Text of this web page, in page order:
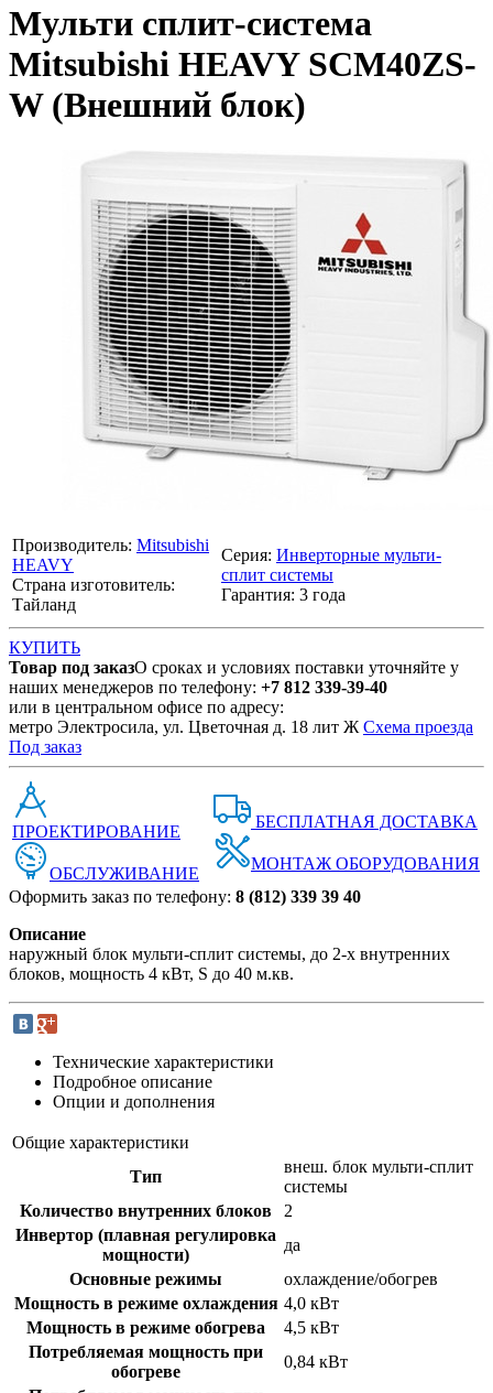
Мульти сплит-система
Mitsubishi HEAVY SCM40ZS-
W (Внешний блок)
Производитель: Mitsubishi
HEAVY
Страна изготовитель:
Тайланд
Серия: Инверторные мульти-
сплит системы
Гарантия: 3 года
КУПИТЬ
Товар под заказО сроках и условиях поставки уточняйте у
наших менеджеров по телефону: +7 812 339-39-40
или в центральном офисе по адресу:
метро Электросила, ул. Цветочная д. 18 лит Ж Схема проезда
Под заказ
ПРОЕКТИРОВАНИЕ
ОБСЛУЖИВАНИЕ
БЕСПЛАТНАЯ ДОСТАВКА
МОНТАЖ ОБОРУДОВАНИЯ
Оформить заказ по телефону: 8 (812) 339 39 40
Описание
наружный блок мульти-сплит системы, до 2-х внутренних
блоков, мощность 4 кВт, S до 40 м.кв.
Технические характеристики
Подробное описание
Опции и дополнения
Общие характеристики
Тип
внеш. блок мульти-сплит
системы
Количество внутренних блоков
2
Инвертор (плавная регулировка
мощности)
да
Основные режимы
охлаждение/обогрев
Мощность в режиме охлаждения 4,0 кВт
Мощность в режиме обогрева
4,5 кВт
Потребляемая мощность при
обогреве
0,84 кВт